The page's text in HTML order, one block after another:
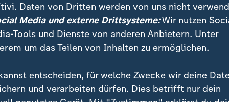
den Finanzhilfen für Griechenland stark
wurden seit 2010 fast drei Milliarden Euro mit
Daten von Dritten werden von uns nicht
Media und externe Drittsysteme:Wir nutzen
Tools und Dienste von anderen Anbietern. Unter
um das Teilen von Inhalten zu ermöglichen.
entscheiden, für welche Zwecke wir deine
und verarbeiten dürfen. Dies betrifft nur dein